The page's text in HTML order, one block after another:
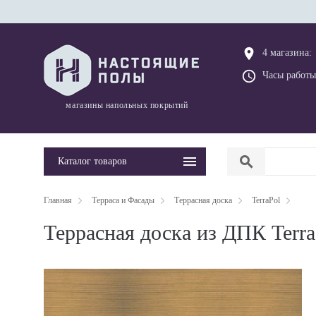
магазины напольных покрытий
place 4 магазина:
query_builder Часы
Каталог товаров search
Главная Терраса и Фасады Террасная доска TerraPol
Террасная доска из ДПК